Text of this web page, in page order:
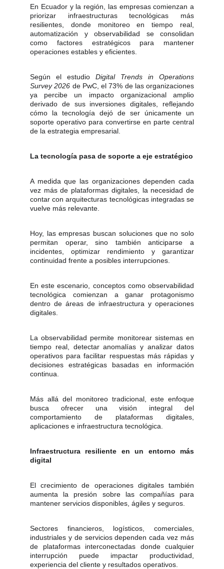
En Ecuador y la región, las empresas comienzan a
priorizar infraestructuras tecnológicas más
resilientes, donde monitoreo en tiempo real,
automatización y observabilidad se consolidan
como factores estratégicos para mantener
operaciones estables y eficientes.
Según el estudio Digital Trends in Operations
Survey 2026 de PwC, el 73% de las organizaciones
ya percibe un impacto organizacional amplio
derivado de sus inversiones digitales, reflejando
cómo la tecnología dejó de ser únicamente un
soporte operativo para convertirse en parte central
de la estrategia empresarial.
La tecnología pasa de soporte a eje estratégico
A medida que las organizaciones dependen cada
vez más de plataformas digitales, la necesidad de
contar con arquitecturas tecnológicas integradas se
vuelve más relevante.
Hoy, las empresas buscan soluciones que no solo
permitan operar, sino también anticiparse a
incidentes, optimizar rendimiento y garantizar
continuidad frente a posibles interrupciones.
En este escenario, conceptos como observabilidad
tecnológica comienzan a ganar protagonismo
dentro de áreas de infraestructura y operaciones
digitales.
La observabilidad permite monitorear sistemas en
tiempo real, detectar anomalías y analizar datos
operativos para facilitar respuestas más rápidas y
decisiones estratégicas basadas en información
continua.
Más allá del monitoreo tradicional, este enfoque
busca ofrecer una visión integral del
comportamiento de plataformas digitales,
aplicaciones e infraestructura tecnológica.
Infraestructura resiliente en un entorno más
digital
El crecimiento de operaciones digitales también
aumenta la presión sobre las compañías para
mantener servicios disponibles, ágiles y seguros.
Sectores financieros, logísticos, comerciales,
industriales y de servicios dependen cada vez más
de plataformas interconectadas donde cualquier
interrupción puede impactar productividad,
experiencia del cliente y resultados operativos.